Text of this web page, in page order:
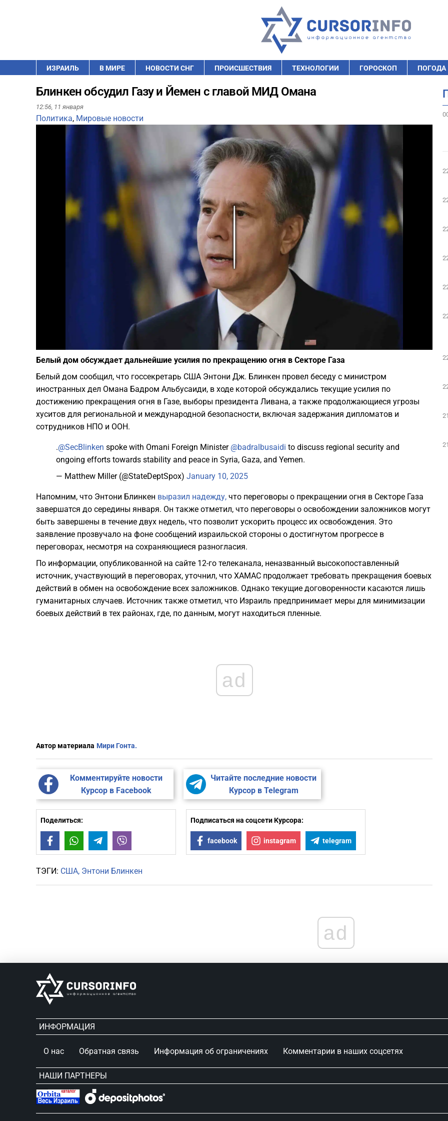
ИЗРАИЛЬ В МИРЕ НОВОСТИ СНГ ПРОИСШЕСТВИЯ ТЕХНОЛОГИИ ГОРОСКОП ПОГОДА
Блинкен обсудил Газу и Йемен с главой МИД Омана
12:56, 11 января
Политика, Мировые новости
Белый дом обсуждает дальнейшие усилия по прекращению огня в Секторе Газа
Белый дом сообщил, что госсекретарь США Энтони Дж. Блинкен провел беседу с министром
иностранных дел Омана Бадром Альбусаиди, в ходе которой обсуждались текущие усилия по
достижению прекращения огня в Газе, выборы президента Ливана, а также продолжающиеся угрозы
хуситов для региональной и международной безопасности, включая задержания дипломатов и
сотрудников НПО и ООН.
.@SecBlinken spoke with Omani Foreign Minister @badralbusaidi to discuss regional security and
ongoing efforts towards stability and peace in Syria, Gaza, and Yemen.
— Matthew Miller (@StateDeptSpox) January 10, 2025
Напомним, что Энтони Блинкен выразил надежду, что переговоры о прекращении огня в Секторе Газа
завершатся до середины января. Он также отметил, что переговоры о освобождении заложников могут
быть завершены в течение двух недель, что позволит ускорить процесс их освобождения. Это
заявление прозвучало на фоне сообщений израильской стороны о достигнутом прогрессе в
переговорах, несмотря на сохраняющиеся разногласия.
По информации, опубликованной на сайте 12-го телеканала, неназванный высокопоставленный
источник, участвующий в переговорах, уточнил, что ХАМАС продолжает требовать прекращения боевых
действий в обмен на освобождение всех заложников. Однако текущие договоренности касаются лишь
гуманитарных случаев. Источник также отметил, что Израиль предпринимает меры для минимизации
боевых действий в тех районах, где, по данным, могут находиться пленные.
ad
Автор материала Мири Гонта.
Комментируйте новости
Курсор в Facebook
Читайте последние новости
Курсор в Telegram
Поделиться:
FacebookWhatsAppTelegram
Подписаться на соцсети Курсора:
facebook instagram telegram
ТЭГИ: США Энтони Блинкен
ad
ИНФОРМАЦИЯ
О нас Обратная связь Информация об ограничениях Комментарии в наших соцсетях
НАШИ ПАРТНЕРЫ